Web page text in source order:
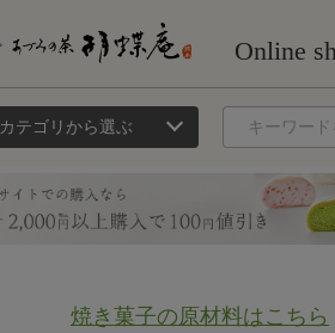
カテゴリから選ぶ
焼き菓子の原材料はこちら